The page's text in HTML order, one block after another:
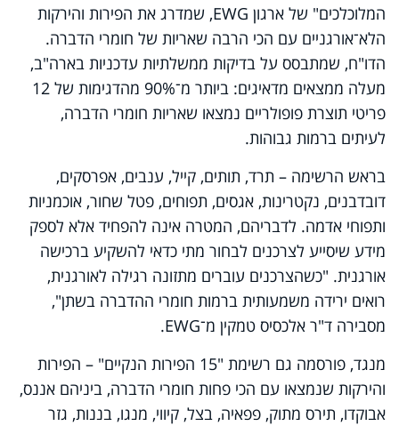
המלוכלכים" של ארגון EWG, שמדרג את הפירות והירקות
הלא־אורגניים עם הכי הרבה שאריות של חומרי הדברה.
הדו"ח, שמתבסס על בדיקות ממשלתיות עדכניות בארה"ב,
מעלה ממצאים מדאיגים: ביותר מ־90% מהדגימות של 12
פריטי תוצרת פופולריים נמצאו שאריות חומרי הדברה,
לעיתים ברמות גבוהות.
בראש הרשימה – תרד, תותים, קייל, ענבים, אפרסקים,
דובדבנים, נקטרינות, אגסים, תפוחים, פטל שחור, אוכמניות
ותפוחי אדמה. לדבריהם, המטרה אינה להפחיד אלא לספק
מידע שיסייע לצרכנים לבחור מתי כדאי להשקיע ברכישה
אורגנית. "כשהצרכנים עוברים מתזונה רגילה לאורגנית,
רואים ירידה משמעותית ברמות חומרי ההדברה בשתן",
מסבירה ד"ר אלכסיס טמקין מ־EWG.
מנגד, פורסמה גם רשימת "15 הפירות הנקיים" – הפירות
והירקות שנמצאו עם הכי פחות חומרי הדברה, ביניהם אננס,
אבוקדו, תירס מתוק, פפאיה, בצל, קיווי, מנגו, בננות, גזר